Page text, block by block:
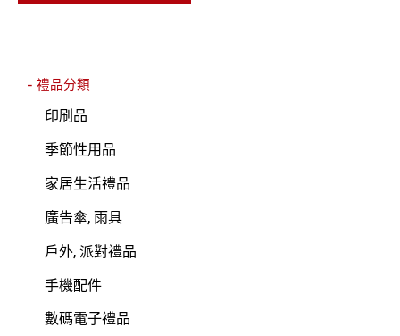
- 禮品分類
印刷品
季節性用品
家居生活禮品
廣告傘, 雨具
戶外, 派對禮品
手機配件
數碼電子禮品